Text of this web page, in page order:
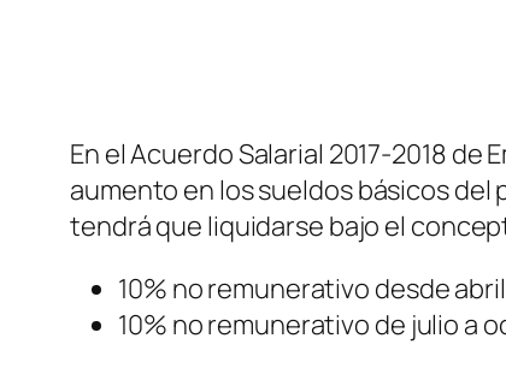
En el Acuerdo Salarial 2017-2018
aumento en los sueldos básicos del
tendrá que liquidarse bajo el
10% no remunerativo desde
10% no remunerativo de julio a